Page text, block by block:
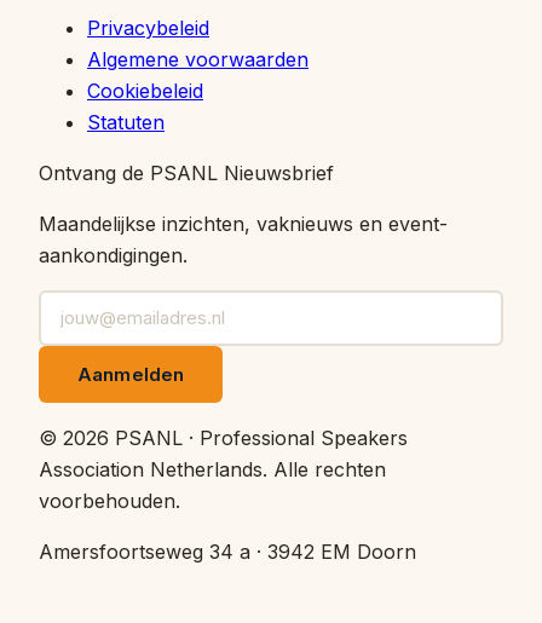
Privacybeleid
Algemene voorwaarden
Cookiebeleid
Statuten
Ontvang de PSANL Nieuwsbrief
Maandelijkse inzichten, vaknieuws en event-
aankondigingen.
Aanmelden
© 2026 PSANL · Professional Speakers
Association Netherlands. Alle rechten
voorbehouden.
Amersfoortseweg 34 a · 3942 EM Doorn